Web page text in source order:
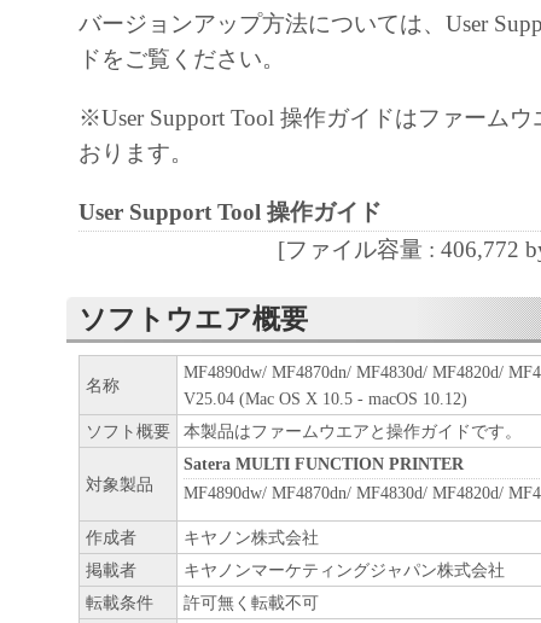
バージョンアップ方法については、User
ドをご覧ください。
※User Support Tool 操作ガイドはファーム
おります。
User Support Tool 操作ガイド
[ファイル容量 : 406,772
ソフトウエア概要
名称
MF4890dw/ MF4870dn/ MF4830d/ MF4820d/
V25.04 (Mac OS X 10.5 - macOS 10.12)
ソフト概要
本製品はファームウエアと操作ガイドです。
対象製品
Satera MULTI FUNCTION PRINTER
MF4890dw/ MF4870dn/ MF4830d/ MF4820d/
作成者
キヤノン株式会社
掲載者
キヤノンマーケティングジャパン株式会社
転載条件
許可無く転載不可